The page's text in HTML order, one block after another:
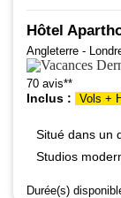
Hôtel
Angleterre -
70 avis**
Inclus : Vols +
Situé dans un
Studios
Durée(s)